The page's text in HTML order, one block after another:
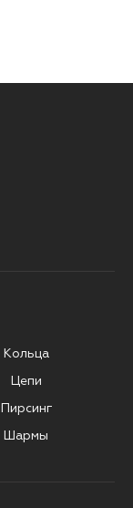
Кольца
Цепи
Пирсинг
Шармы